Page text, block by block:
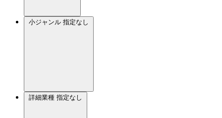
小ジャンル 指定なし
詳細業種 指定なし